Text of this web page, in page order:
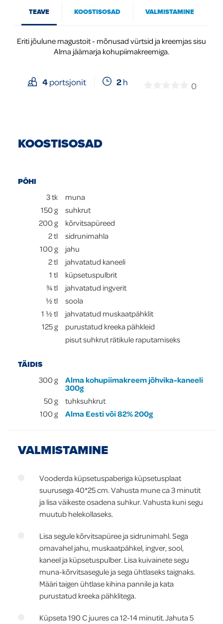
Global
TEAVE KOOSTISOSAD VALMISTAMINE
Eriti jõulune magustoit - mõnusad vürtsid ja kreemjas sisu
Alma jäämarja kohupiimakreemiga.
4portsjonit 2h 0
KOOSTISOSAD
PÕHI
3tk
muna
150 g
suhkrut
200 g
kõrvitsapüreed
2tl
sidrunimahla
100 g
jahu
2tl
jahvatatud kaneeli
1 tl
küpsetuspulbrit
¾tl
jahvatatud ingverit
½tl
soola
1 ½tl
jahvatatud muskaatpähklit
125g
purustatud kreeka pähkleid
pisut suhkrut rätikule raputamiseks
TÄIDIS
300 g
Alma kohupiimakreem jõhvika-kaneeli
300g
50 g
tuhksuhkrut
100 g Alma Eesti või 82% 200g
VALMISTAMINE
Vooderda küpsetuspaberiga küpsetusplaat
suurusega 40*25 cm. Vahusta mune ca 3 minutit
ja lisa väikeste osadena suhkur. Vahusta kuni segu
muutub helekollaseks.
Lisa segule kõrvitsapüree ja sidrunimahl. Sega
omavahel jahu, muskaatpähkel, ingver, sool,
kaneel ja küpsetuspulber. Lisa kuivainete segu
muna-kõrvitsasegule ja sega ühtlaseks taignaks.
Määri taigen ühtlase kihina pannile ja kata
purustatud kreeka pähklitega.
Küpseta 190 C juures ca 12-14 minutit. Jahuta 5